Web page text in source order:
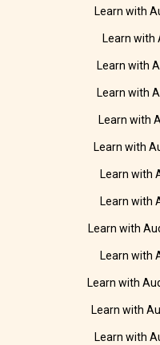
Learn with
Learn with
Learn with
Learn with
Learn with
Learn with
Learn with
Learn with
Learn with
Learn with
Learn with
Learn with
Learn with